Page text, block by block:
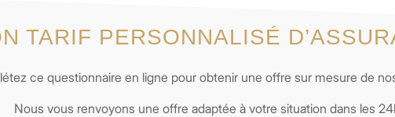
TARIF PERSONNALISÉ
ce questionnaire en ligne pour obtenir une offre sur mesure de
Nous vous renvoyons une offre adaptée à votre situation dans les